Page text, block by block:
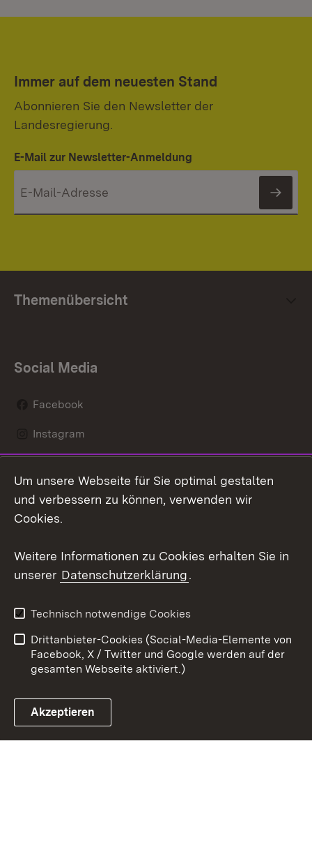
Immer auf dem neuesten Stand
Abonnieren Sie den Newsletter der
Landesregierung.
E-Mail zur Newsletter-Anmeldung
Themenübersicht
Social Media
Facebook
Instagram
Mastodon
Youtube
Link zum Landesportal
Kontakt
Datenschutz
Barrierefreiheit
Impressum Cookies
Um unsere Webseite für Sie optimal gestalten
und verbessern zu können, verwenden wir
Cookies.
Weitere Informationen zu Cookies erhalten Sie in
unserer Datenschutzerklärung.
Technisch notwendige Cookies
Drittanbieter-Cookies (Social-Media-Elemente von
Facebook, X / Twitter und Google werden auf der
gesamten Webseite aktiviert.)
Akzeptieren